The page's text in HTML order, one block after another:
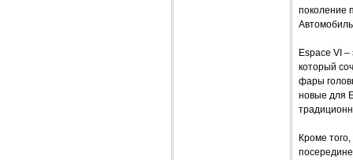
поколение
Espace VI
который
фары
новые для
Кроме